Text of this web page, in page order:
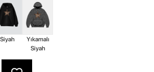
Siyah
Yıkamalı
Siyah